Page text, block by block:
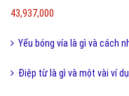
43,937,000
Yếu bóng vía là gì và cách
Điệp từ là gì và một vài ví